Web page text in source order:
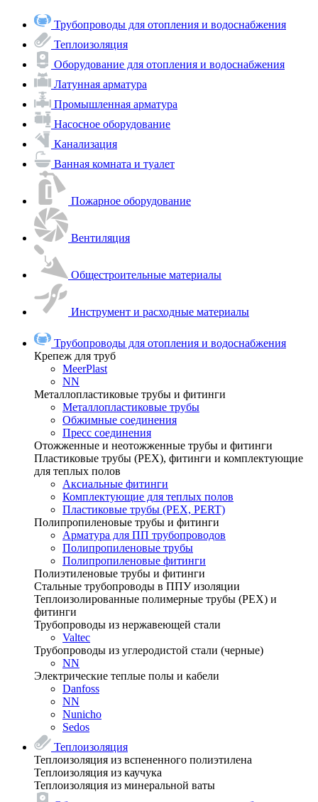
Трубопроводы для отопления и водоснабжения
Теплоизоляция
Оборудование для отопления и водоснабжения
Латунная арматура
Промышленная арматура
Насосное оборудование
Канализация
Ванная комната и туалет
Пожарное оборудование
Вентиляция
Общестроительные материалы
Инструмент и расходные материалы
Трубопроводы для отопления и водоснабжения
Крепеж для труб
MeerPlast
NN
Металлопластиковые трубы и фитинги
Металлопластиковые трубы
Обжимные соединения
Пресс соединения
Отожженные и неотожженные трубы и фитинги
Пластиковые трубы (РЕХ), фитинги и комплектующие
для теплых полов
Аксиальные фитинги
Комплектующие для теплых полов
Пластиковые трубы (РЕХ, PERT)
Полипропиленовые трубы и фитинги
Арматура для ПП трубопроводов
Полипропиленовые трубы
Полипропиленовые фитинги
Полиэтиленовые трубы и фитинги
Стальные трубопроводы в ППУ изоляции
Теплоизолированные полимерные трубы (РЕХ) и
фитинги
Трубопроводы из нержавеющей стали
Valtec
Трубопроводы из углеродистой стали (черные)
NN
Электрические теплые полы и кабели
Danfoss
NN
Nunicho
Sedos
Теплоизоляция
Теплоизоляция из вспененного полиэтилена
Теплоизоляция из каучука
Теплоизоляция из минеральной ваты